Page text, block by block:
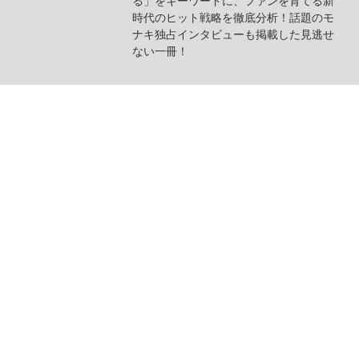
時代のヒット戦略を徹底分析！話題のモ
ナキ独占インタビューも掲載した見逃せ
ない一冊！